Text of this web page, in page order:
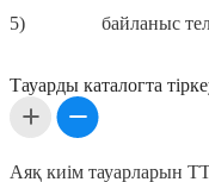
5) байланыс
Тауарды каталогта
Аяқ киім тауарларын